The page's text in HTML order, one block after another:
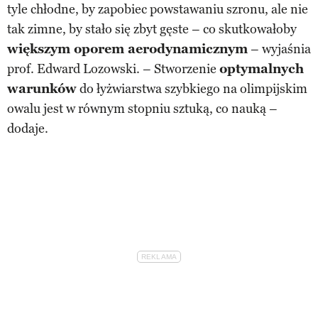
tyle chłodne, by zapobiec powstawaniu szronu, ale nie
tak zimne, by stało się zbyt gęste – co skutkowałoby
większym oporem aerodynamicznym– wyjaśnia
prof. Edward Lozowski. – Stworzenie optymalnych
warunkówdo łyżwiarstwa szybkiego na olimpijskim
owalu jest w równym stopniu sztuką, co nauką –
dodaje.